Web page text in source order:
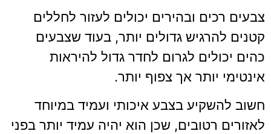
צבעים רכים ובהירים יכולים לעזור לחללים
קטנים להרגיש גדולים יותר, בעוד שצבעים
כהים יכולים לגרום לחדר גדול להיראות
אינטימי יותר אך צפוף יותר.
חשוב להשקיע בצבע איכותי ועמיד במיוחד
לאזורים רטובים, שכן הוא יהיה עמיד יותר בפני